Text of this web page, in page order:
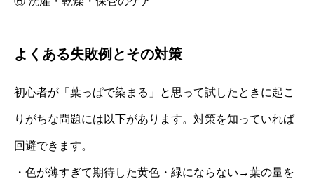
よくある失敗例とその対策
初心者が「葉っぱで染まる」と思って試したときに起こ
りがちな問題には以下があります。対策を知っていれば
回避できます。
・色が薄すぎて期待した黄色・緑にならない→葉の量を